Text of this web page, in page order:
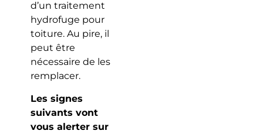
d’un traitement
hydrofuge pour
toiture. Au pire, il
peut être
nécessaire de les
remplacer.
Les signes
suivants vont
vous alerter sur